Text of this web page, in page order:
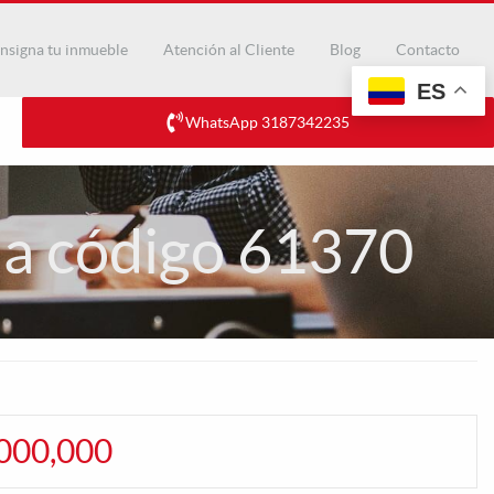
tu inmueble Atención al Cliente Blog Contacto
WhatsApp 3187342235
código 61370
ES